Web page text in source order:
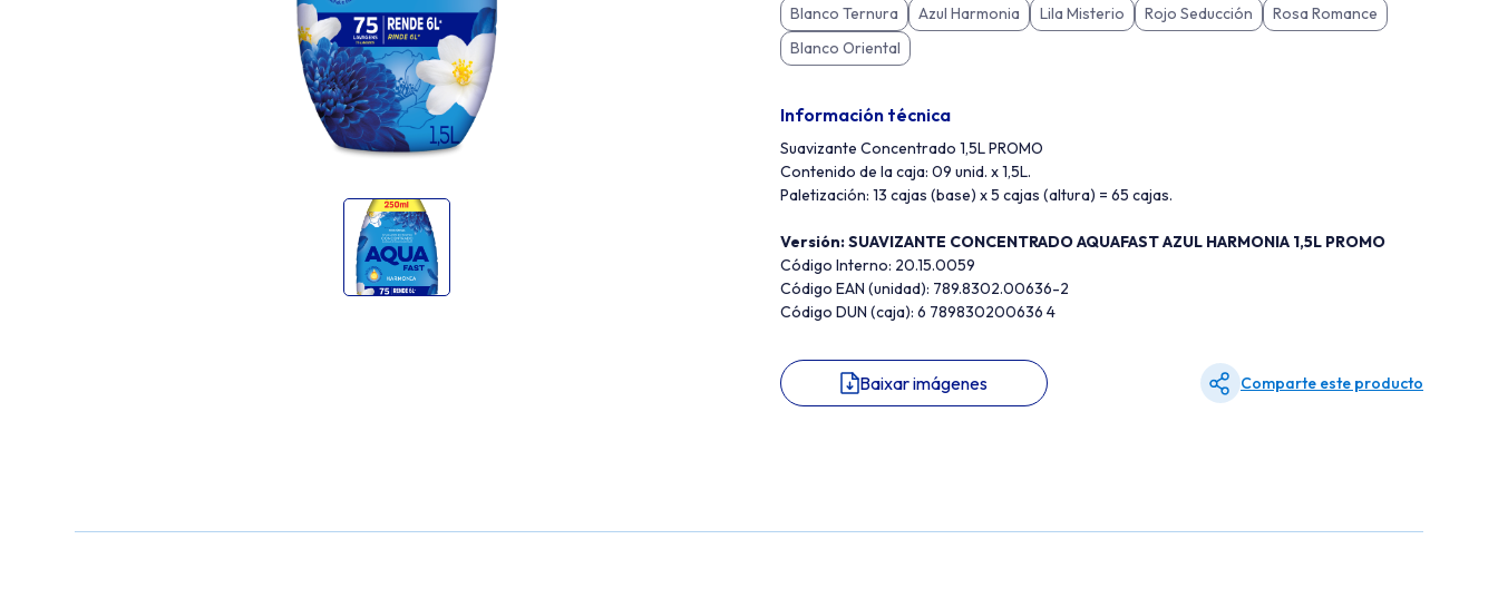
Blanco Ternura Azul Harmonia Lila Misterio Rojo Seducción
Rosa Romance
Blanco Oriental
Información técnica
Suavizante Concentrado 1,5L PROMO
Contenido de la caja: 09 unid. x 1,5L.
Paletización: 13 cajas (base) x 5 cajas (altura) = 65 cajas.
Versión:SUAVIZANTE CONCENTRADO AQUAFAST AZUL HARMONIA 1,5L PROMO
Código Interno: 20.15.0059
Código EAN (unidad): 789.8302.00636-2
Código DUN (caja): 6 789830200636 4
Baixar imágenes Comparte este producto